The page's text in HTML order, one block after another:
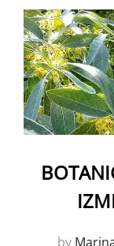
by